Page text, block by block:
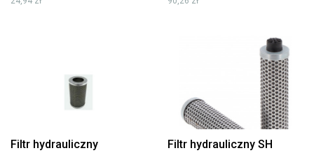
Filtr hydrauliczny
Filtr hydrauliczny SH